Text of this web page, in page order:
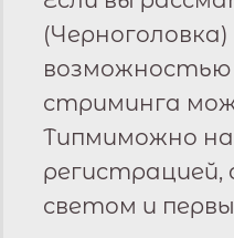
(Черноголовка
стриминга
Типмиможно
светом и